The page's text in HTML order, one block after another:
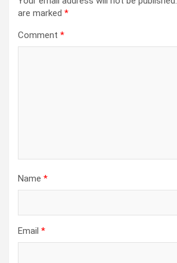
are marked *
Comment *
Name *
Email *